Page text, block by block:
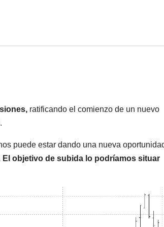
ratificando el comienzo de un nuevo
puede estar dando una nueva
El objetivo de subida lo podríamos situar